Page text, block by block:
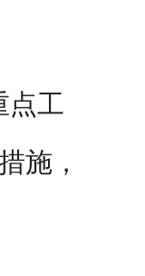
点工
施，